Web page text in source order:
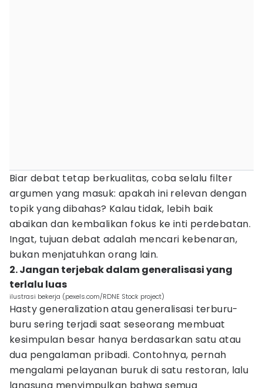
Biar debat tetap berkualitas, coba selalu filter
argumen yang masuk: apakah ini relevan dengan
topik yang dibahas? Kalau tidak, lebih baik
abaikan dan kembalikan fokus ke inti perdebatan.
Ingat, tujuan debat adalah mencari kebenaran,
bukan menjatuhkan orang lain.
2. Jangan terjebak dalam generalisasi yang
terlalu luas
ilustrasi bekerja (pexels.com/RDNE Stock project)
Hasty generalization atau generalisasi terburu-
buru sering terjadi saat seseorang membuat
kesimpulan besar hanya berdasarkan satu atau
dua pengalaman pribadi. Contohnya, pernah
mengalami pelayanan buruk di satu restoran, lalu